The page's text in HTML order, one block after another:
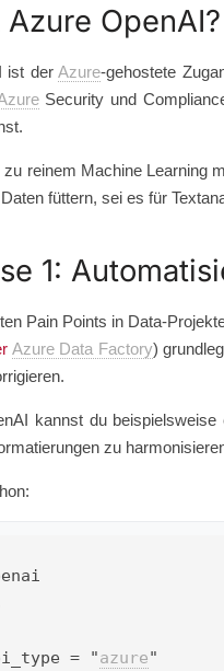
OpenAI?
ist derAzure-gehostete
Security und
reinem Machine Learning
füttern, sei es für
1:
Pain Points in Data-
Azure Data Factory)
kannst du beispielsweise
zu
= "azure"